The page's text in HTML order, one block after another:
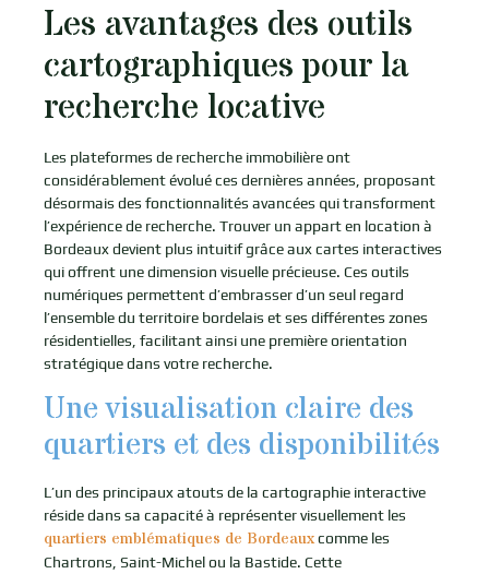
Les avantages des outils
cartographiques pour la
recherche locative
Les plateformes de recherche immobilière ont
considérablement évolué ces dernières années, proposant
désormais des fonctionnalités avancées qui transforment
l’expérience de recherche. Trouver un appart en location à
Bordeaux devient plus intuitif grâce aux cartes interactives
qui offrent une dimension visuelle précieuse. Ces outils
numériques permettent d’embrasser d’un seul regard
l’ensemble du territoire bordelais et ses différentes zones
résidentielles, facilitant ainsi une première orientation
stratégique dans votre recherche.
Une visualisation claire des
quartiers et des disponibilités
L’un des principaux atouts de la cartographie interactive
réside dans sa capacité à représenter visuellement les
quartiers emblématiques de Bordeauxcomme les
Chartrons, Saint-Michel ou la Bastide. Cette